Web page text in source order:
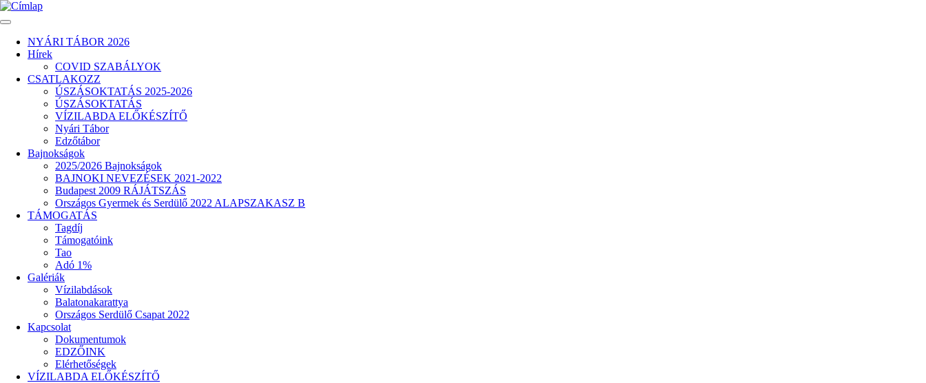
Ugrás
a
Fő
navigáció
NYÁRI TÁBOR 2026
Hírek
COVID SZABÁLYOK
CSATLAKOZZ
ÚSZÁSOKTATÁS 2025-2026
ÚSZÁSOKTATÁS
VÍZILABDA ELŐKÉSZÍTŐ
Nyári Tábor
Edzőtábor
Bajnokságok
2025/2026 Bajnokságok
BAJNOKI NEVEZÉSEK 2021-2022
Budapest 2009 RÁJÁTSZÁS
Országos Gyermek és Serdülő 2022 ALAPSZAKASZ B
TÁMOGATÁS
Tagdíj
Támogatóink
Tao
Adó 1%
Galériák
Vízilabdások
Balatonakarattya
Országos Serdülő Csapat 2022
Kapcsolat
Dokumentumok
EDZŐINK
Elérhetőségek
VÍZILABDA ELŐKÉSZÍTŐ